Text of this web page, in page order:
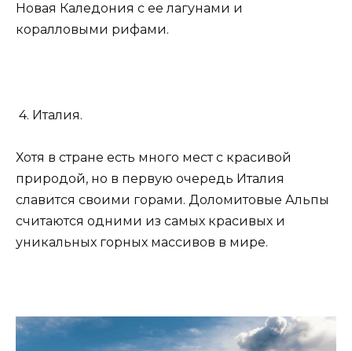
Новая Каледония с ее лагунами и
коралловыми рифами.
4. Италия.
Хотя в стране есть много мест с красивой
природой, но в первую очередь Италия
славится своими горами. Доломитовые Альпы
считаются одними из самых красивых и
уникальных горных массивов в мире.